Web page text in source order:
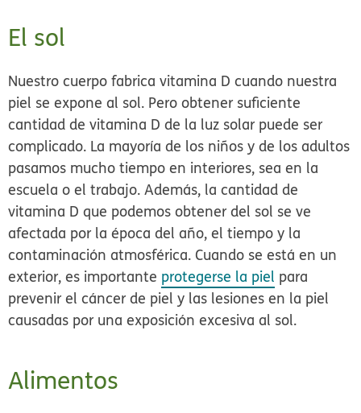
El sol
Nuestro cuerpo fabrica vitamina D cuando nuestra
piel se expone al sol. Pero obtener suficiente
cantidad de vitamina D de la luz solar puede ser
complicado. La mayoría de los niños y de los adultos
pasamos mucho tiempo en interiores, sea en la
escuela o el trabajo. Además, la cantidad de
vitamina D que podemos obtener del sol se ve
afectada por la época del año, el tiempo y la
contaminación atmosférica. Cuando se está en un
exterior, es importante protegerse la piel para
prevenir el cáncer de piel y las lesiones en la piel
causadas por una exposición excesiva al sol.
Alimentos